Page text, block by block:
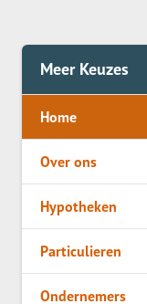
Meer Keuzes
Home
Over ons
Hypotheken
Particulieren
Ondernemers